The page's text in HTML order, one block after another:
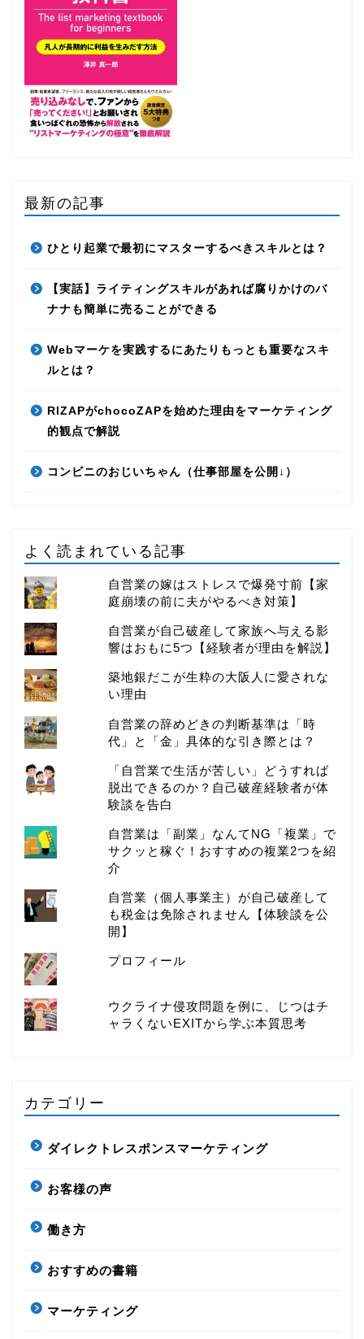
最新の記事
ひとり起業で最初にマスターするべきスキルとは？
【実話】ライティングスキルがあれば腐りかけのバ
ナナも簡単に売ることができる
Webマーケを実践するにあたりもっとも重要なスキ
ルとは？
RIZAPがchocoZAPを始めた理由をマーケティング
的観点で解説
コンビニのおじいちゃん（仕事部屋を公開↓）
よく読まれている記事
自営業の嫁はストレスで爆発寸前【家
庭崩壊の前に夫がやるべき対策】
自営業が自己破産して家族へ与える影
響はおもに5つ【経験者が理由を解説】
築地銀だこが生粋の大阪人に愛されな
い理由
自営業の辞めどきの判断基準は「時
代」と「金」具体的な引き際とは？
「自営業で生活が苦しい」どうすれば
脱出できるのか？自己破産経験者が体
験談を告白
自営業は「副業」なんてNG「複業」で
サクッと稼ぐ！おすすめの複業2つを紹
介
自営業（個人事業主）が自己破産して
も税金は免除されません【体験談を公
開】
プロフィール
ウクライナ侵攻問題を例に、じつはチ
ャラくないEXITから学ぶ本質思考
カテゴリー
ダイレクトレスポンスマーケティング
お客様の声
働き方
おすすめの書籍
マーケティング